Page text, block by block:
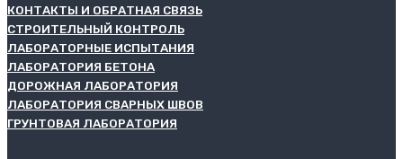
КОНТАКТЫ И ОБРАТНАЯ СВЯЗЬ
СТРОИТЕЛЬНЫЙ КОНТРОЛЬ
ЛАБОРАТОРНЫЕ ИСПЫТАНИЯ
ЛАБОРАТОРИЯ БЕТОНА
ДОРОЖНАЯ ЛАБОРАТОРИЯ
ЛАБОРАТОРИЯ СВАРНЫХ ШВОВ
ГРУНТОВАЯ ЛАБОРАТОРИЯ